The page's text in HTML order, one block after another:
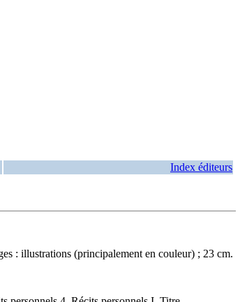
Index éditeurs
: illustrations (principalement en couleur) ; 23 cm.